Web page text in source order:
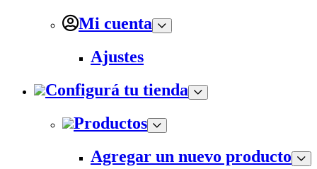
Mi cuenta
Ajustes
Configurá tu tienda
Productos
Agregar un nuevo producto